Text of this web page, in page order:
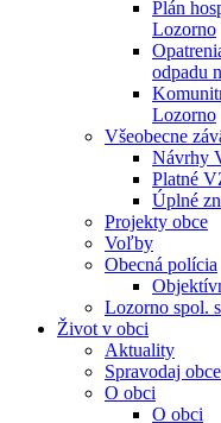
Plán
Lozorno
odpadu
Lozorno
Všeobecne
Návrhy
Platné
Úplné
Projekty obce
Voľby
Obecná polícia
Lozorno spol.
Život v obci
Aktuality
Spravodaj obce
O obci
O obci